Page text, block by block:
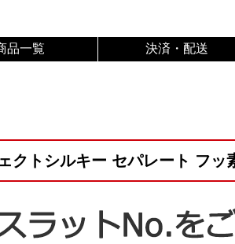
品一覧 決済・配送
クトシルキー セパレート フッ